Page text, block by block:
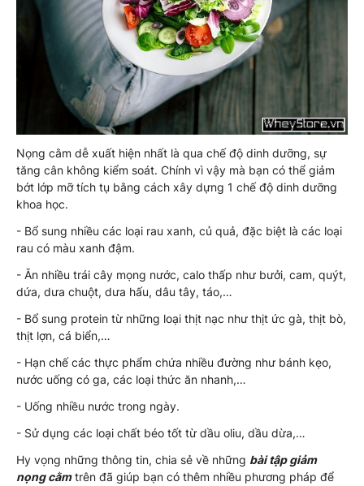
Nọng cằm dễ xuất hiện nhất là qua chế độ dinh dưỡng, sự
tăng cân không kiểm soát. Chính vì vậy mà bạn có thể giảm
bớt lớp mỡ tích tụ bằng cách xây dựng 1 chế độ dinh dưỡng
khoa học.
- Bổ sung nhiều các loại rau xanh, củ quả, đặc biệt là các loại
rau có màu xanh đậm.
- Ăn nhiều trái cây mọng nước, calo thấp như bưởi, cam, quýt,
dứa, dưa chuột, dưa hấu, dâu tây, táo,…
- Bổ sung protein từ những loại thịt nạc như thịt ức gà, thịt bò,
thịt lợn, cá biển,…
- Hạn chế các thực phẩm chứa nhiều đường như bánh kẹo,
nước uống có ga, các loại thức ăn nhanh,…
- Uống nhiều nước trong ngày.
- Sử dụng các loại chất béo tốt từ dầu oliu, dầu dừa,…
Hy vọng những thông tin, chia sẻ về những bài tập giảm
nọng cằmtrên đã giúp bạn có thêm nhiều phương pháp để